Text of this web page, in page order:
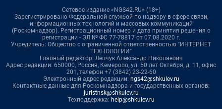
Сетевое издание «NGS42.RU» (18+)
Зарегистрировано Федеральной службой по надзору в сфере связи,
информационных технологий и массовых коммуникаций
(Роскомнадзор). Регистрационный номер и дата принятия решения о
регистрации - ЭЛ № ФС 77-78817 от 07.08.2020 г.
Учредитель: Общество с ограниченной ответственностью "ИНТЕРНЕТ
ТЕХНОЛОГИИ"
Главный редактор: Левчук Александр Николаевич
Адрес редакции: 650000, Россия, Кемерово, ул. 50 лет Октября, д. 11, офис
201, телефон +7 (3842) 23-22-60
Электронный адрес редакции: ngs42@shkulev.ru
Контактные данные для Роскомнадзора и государственных органов:
juristnsk@shkulev.ru
Техподдержка: help@shkulev.ru